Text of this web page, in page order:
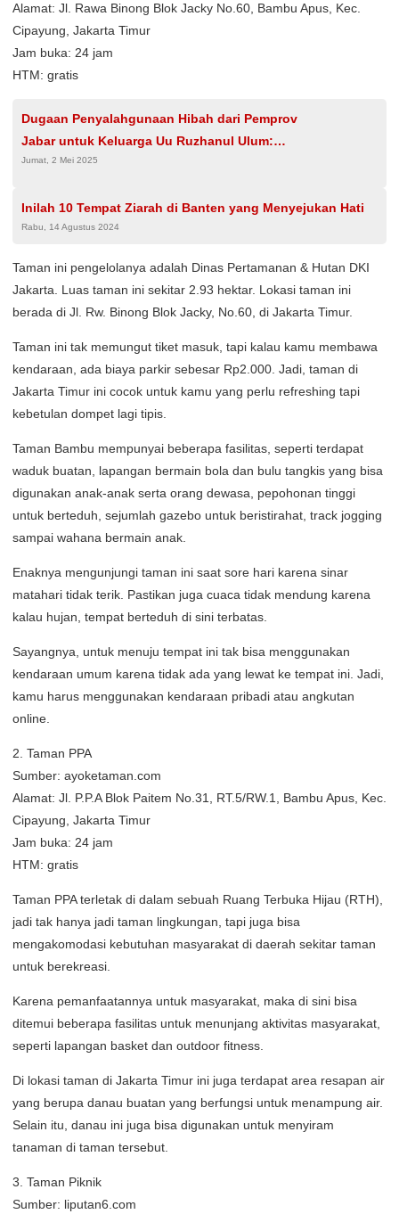
Alamat: Jl. Rawa Binong Blok Jacky No.60, Bambu Apus, Kec.
Cipayung, Jakarta Timur
Jam buka: 24 jam
HTM: gratis
Dugaan Penyalahgunaan Hibah dari Pemprov
Jabar untuk Keluarga Uu Ruzhanul Ulum:
Tanggapan Dedi Mulyadi
Jumat, 2 Mei 2025
Inilah 10 Tempat Ziarah di Banten yang Menyejukan Hati
Rabu, 14 Agustus 2024
Taman ini pengelolanya adalah Dinas Pertamanan & Hutan DKI
Jakarta. Luas taman ini sekitar 2.93 hektar. Lokasi taman ini
berada di Jl. Rw. Binong Blok Jacky, No.60, di Jakarta Timur.
Taman ini tak memungut tiket masuk, tapi kalau kamu membawa
kendaraan, ada biaya parkir sebesar Rp2.000. Jadi, taman di
Jakarta Timur ini cocok untuk kamu yang perlu refreshing tapi
kebetulan dompet lagi tipis.
Taman Bambu mempunyai beberapa fasilitas, seperti terdapat
waduk buatan, lapangan bermain bola dan bulu tangkis yang bisa
digunakan anak-anak serta orang dewasa, pepohonan tinggi
untuk berteduh, sejumlah gazebo untuk beristirahat, track jogging
sampai wahana bermain anak.
Enaknya mengunjungi taman ini saat sore hari karena sinar
matahari tidak terik. Pastikan juga cuaca tidak mendung karena
kalau hujan, tempat berteduh di sini terbatas.
Sayangnya, untuk menuju tempat ini tak bisa menggunakan
kendaraan umum karena tidak ada yang lewat ke tempat ini. Jadi,
kamu harus menggunakan kendaraan pribadi atau angkutan
online.
2. Taman PPA
Sumber: ayoketaman.com
Alamat: Jl. P.P.A Blok Paitem No.31, RT.5/RW.1, Bambu Apus, Kec.
Cipayung, Jakarta Timur
Jam buka: 24 jam
HTM: gratis
Taman PPA terletak di dalam sebuah Ruang Terbuka Hijau (RTH),
jadi tak hanya jadi taman lingkungan, tapi juga bisa
mengakomodasi kebutuhan masyarakat di daerah sekitar taman
untuk berekreasi.
Karena pemanfaatannya untuk masyarakat, maka di sini bisa
ditemui beberapa fasilitas untuk menunjang aktivitas masyarakat,
seperti lapangan basket dan outdoor fitness.
Di lokasi taman di Jakarta Timur ini juga terdapat area resapan air
yang berupa danau buatan yang berfungsi untuk menampung air.
Selain itu, danau ini juga bisa digunakan untuk menyiram
tanaman di taman tersebut.
3. Taman Piknik
Sumber: liputan6.com